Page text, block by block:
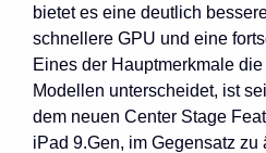
bietet es eine deutlich
schnellere GPU und eine
Eines der Hauptmerkmale
Modellen unterscheidet, ist
dem neuen Center Stage
iPad 9.Gen, im Gegensatz zu